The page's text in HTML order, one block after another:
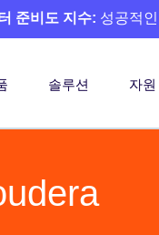
준비도 지수: 성공적
솔루션 자원